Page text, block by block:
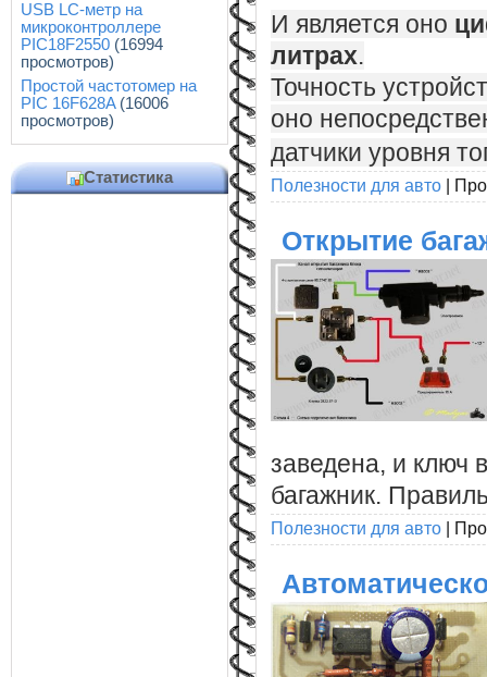
USB LC-метр на
микроконтроллере
PIC18F2550 (16994
просмотров)
Простой частотомер на
PIC 16F628A(16006
просмотров)
Статистика
И является оно
литрах.
Точность
оно
датчики уровня
Полезности для авто |
Открытие
заведена, и ключ
багажник.
Полезности для авто |